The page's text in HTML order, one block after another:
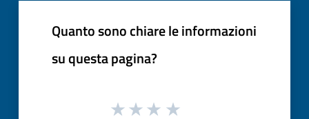
Quanto sono chiare le informazioni
su questa pagina?